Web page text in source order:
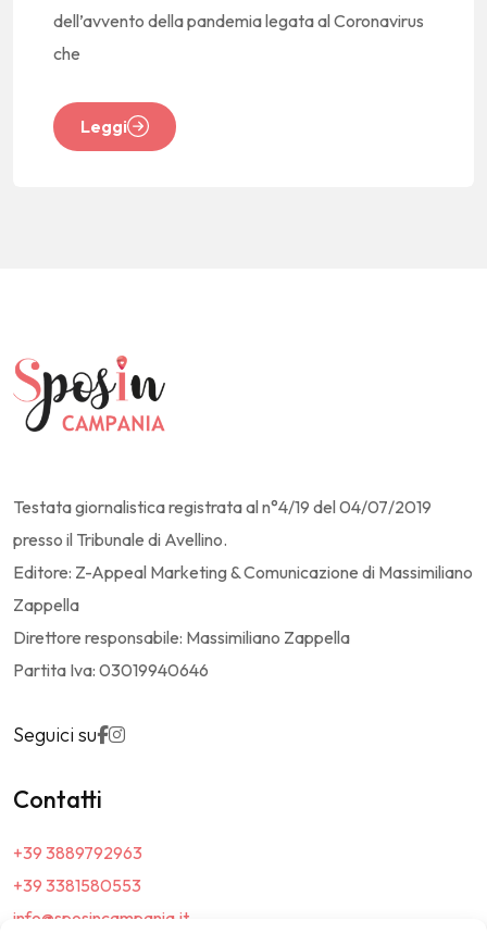
dell’avvento della pandemia legata al Coronavirus
che
Leggi
Testata giornalistica registrata al n°4/19 del 04/07/2019
presso il Tribunale di Avellino.
Editore: Z-Appeal Marketing & Comunicazione di Massimiliano
Zappella
Direttore responsabile: Massimiliano Zappella
Partita Iva: 03019940646
Seguici su
Contatti
+39 3889792963
+39 3381580553
info@sposincampania.it